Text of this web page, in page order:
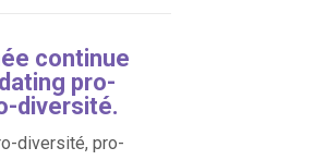
continue
pro-
diversité.
diversité, pro-